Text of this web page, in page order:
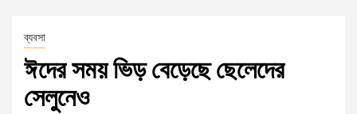
ব্যবসা
ঈদের সময় ভিড় বেড়েছে ছেলেদের
সেলুনেও